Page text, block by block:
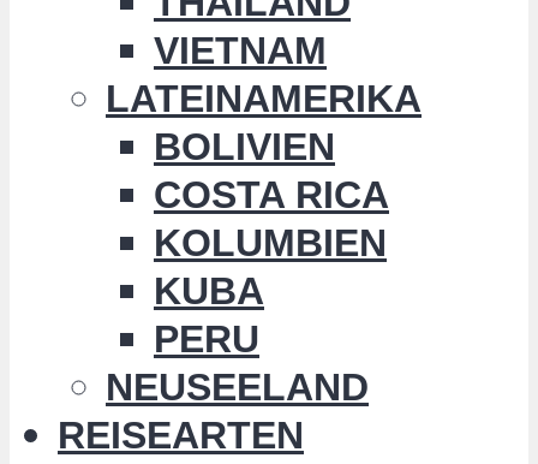
VIETNAM
LATEINAMERIKA
BOLIVIEN
COSTA RICA
KOLUMBIEN
KUBA
PERU
NEUSEELAND
REISEARTEN